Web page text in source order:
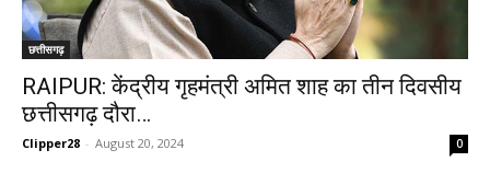
छत्तीसगढ़
RAIPUR: केंद्रीय गृहमंत्री अमित शाह का तीन दिवसीय
छत्तीसगढ़ दौरा…
Clipper28 - August 20, 2024 0